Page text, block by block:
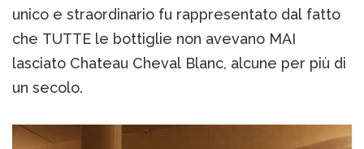
unico e straordinario fu rappresentato dal fatto
che TUTTE le bottiglie non avevano MAI
lasciato Chateau Cheval Blanc, alcune per più di
un secolo.